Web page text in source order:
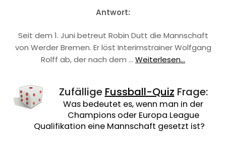
Antwort:
Seit dem 1. Juni betreut Robin Dutt die Mannschaft
von Werder Bremen. Er löst Interimstrainer Wolfgang
Rolff ab, der nach dem … Weiterlesen...
Zufällige Fussball-Quiz Frage:
Was bedeutet es, wenn man in der
Champions oder Europa League
Qualifikation eine Mannschaft gesetzt ist?